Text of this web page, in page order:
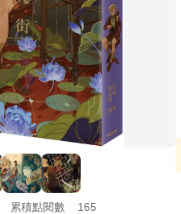
累積點閱數
165